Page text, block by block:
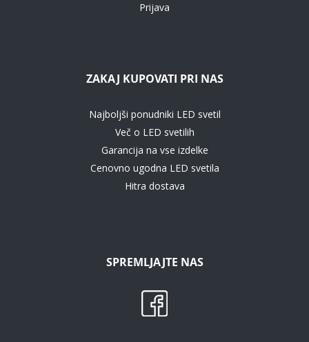
Prijava
ZAKAJ KUPOVATI PRI NAS
Najboljši ponudniki LED svetil
Več o LED svetilih
Garancija na vse izdelke
Cenovno ugodna LED svetila
Hitra dostava
SPREMLJAJTE NAS